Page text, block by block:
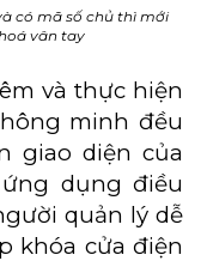
có mã số chủ thì mới
vân tay
và thực hiện
minh đều
giao diện của
dụng điều
quản lý dễ
khóa cửa điện